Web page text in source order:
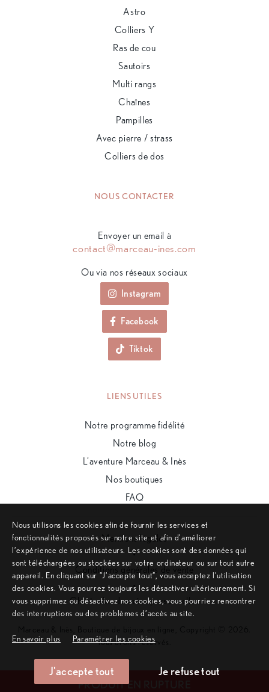
PRODUIT EN RUPTURE
Astro
Colliers Y
Ras de cou
Sautoirs
Multi rangs
Chaînes
Pampilles
Avec pierre / strass
Colliers de dos
NOUS CONTACTER
Envoyer un email à
contact@marceau-ines.com
Ou via nos réseaux sociaux
Instagram
Facebook
Tiktok
LIENS UTILES
Notre programme fidélité
Notre blog
L’aventure Marceau & Inès
Nos boutiques
FAQ
Mentions légales
•
Conditions générales de vente
•
Charte des données personnelles
Tous droits réservés.
Remonter en haut de page
Nous utilisons les cookies afin de fournir les services et
fonctionnalités proposés sur notre site et afin d’améliorer
l’expérience de nos utilisateurs. Les cookies sont des données qui
sont téléchargées ou stockées sur votre ordinateur ou sur tout autre
appareil. En cliquant sur ”J’accepte tout”, vous acceptez l’utilisation
des cookies. Vous pourrez toujours les désactiver ultérieurement. Si
vous supprimez ou désactivez nos cookies, vous pourriez rencontrer
des interruptions ou des problèmes d’accès au site.
En savoir plus Paramétrer les cookies
J'accepte tout Je refuse tout